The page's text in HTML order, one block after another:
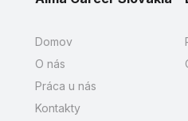
Domov
O nás
Práca u nás
Kontakty